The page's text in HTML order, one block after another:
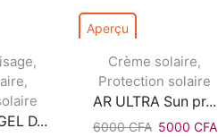
,
,
D...
Aperçu
Crème solaire,
Protection solaire
AR ULTRA Sun pr...
6000CFA 5000 CFA